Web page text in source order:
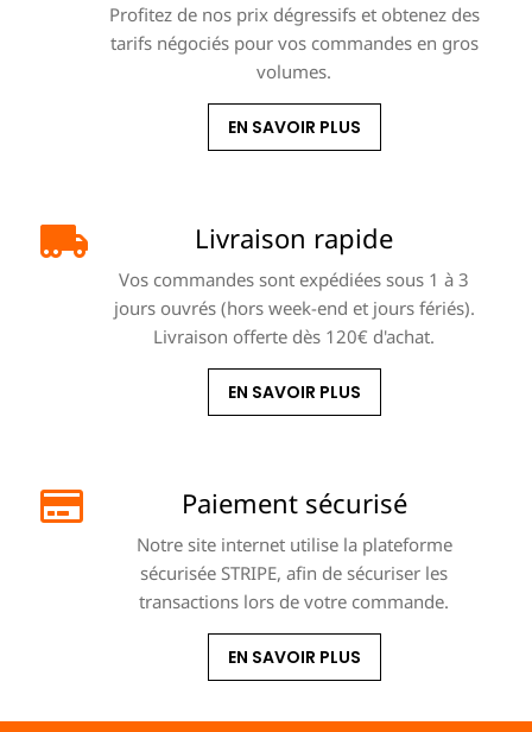
Profitez de nos prix dégressifs et obtenez des
tarifs négociés pour vos commandes en gros
volumes.
EN SAVOIR PLUS
Livraison rapide
Vos commandes sont expédiées sous 1 à 3
jours ouvrés (hors week-end et jours fériés).
Livraison offerte dès 120€ d'achat.
EN SAVOIR PLUS
Paiement sécurisé
Notre site internet utilise la plateforme
sécurisée STRIPE, afin de sécuriser les
transactions lors de votre commande.
EN SAVOIR PLUS